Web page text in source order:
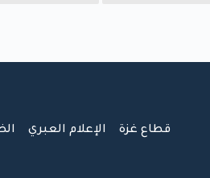
قطاع غزة الإعلام العبري